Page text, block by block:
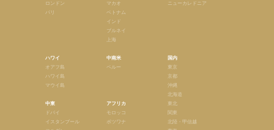
ロンドン
パリ
ハワイ
オアフ島
ハワイ島
マウイ島
中東
ドバイ
イスタンブール
マカオ
ベトナム
インド
ブルネイ
上海
中南米
ペルー
アフリカ
モロッコ
ボツワナ
ニューカレドニア
国内
東京
京都
沖縄
北海道
東北
関東
北陸・甲信越